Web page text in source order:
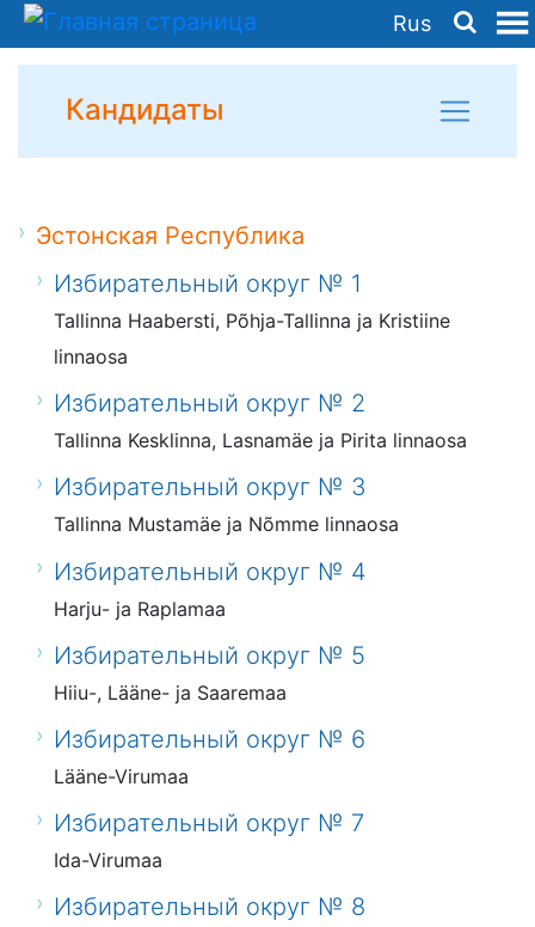
Rus
Кандидаты
Эстонская Республика
Избирательный округ № 1
Tallinna Haabersti, Põhja-Tallinna ja Kristiine
linnaosa
Избирательный округ № 2
Tallinna Kesklinna, Lasnamäe ja Pirita linnaosa
Избирательный округ № 3
Tallinna Mustamäe ja Nõmme linnaosa
Избирательный округ № 4
Harju- ja Raplamaa
Избирательный округ № 5
Hiiu-, Lääne- ja Saaremaa
Избирательный округ № 6
Lääne-Virumaa
Избирательный округ № 7
Ida-Virumaa
Избирательный округ № 8